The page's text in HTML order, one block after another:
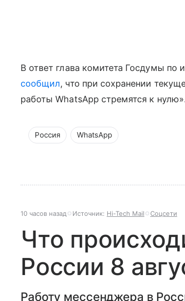
В ответ глава комитета Госдумы по
сообщил, что при сохранении
работы WhatsApp стремятся к
Россия WhatsApp
10 часов назад Источник: Hi-Tech Mail Соцсети
Что
России 8
Работу мессенджера в